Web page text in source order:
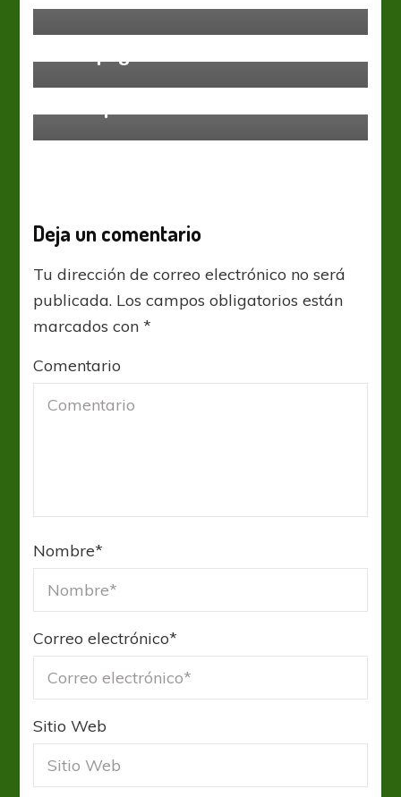
Deja un comentario
Tu dirección de correo electrónico no será
publicada. Los campos obligatorios están
marcados con*
Comentario
Nombre*
Correo electrónico*
Sitio Web